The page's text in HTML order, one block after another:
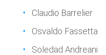
Claudio Barrelier
Osvaldo Fassetta
Soledad Andreani